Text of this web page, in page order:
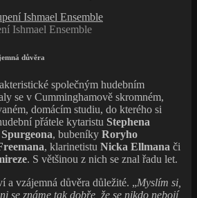
Ishmael Ensemble
důvěra
společným hudebním
se v Cumminghamově skromném,
domácím studiu, do kterého si
přátele kytaristu Stephena
, bubeníky Roryho
, klarinetistu Nicka Ellmana či
. S většinou z nich se znal řadu let.
a vzájemná důvěra důležité. „Myslím si,
se známe tak dobře, že se nikdo nebojí